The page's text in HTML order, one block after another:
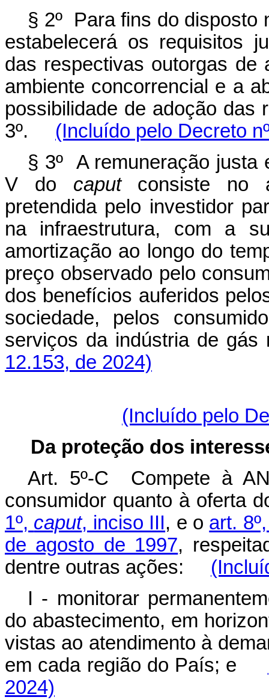
§ 2º Para fins do
estabelecerá os requisitos
das respectivas outorgas de
ambiente concorrencial e a
possibilidade de adoção das
3º. (Incluído pelo Decreto
§ 3º A remuneração justa
V do caputconsiste no
pretendida pelo investidor
na infraestrutura, com a
amortização ao longo do
preço observado pelo
dos benefícios auferidos
sociedade, pelos
serviços da indústria de
12.153, de 2024)
(Incluído pelo
Da proteção dos
Art. 5º-C Compete à
consumidor quanto à oferta
1º, caput, inciso III, e o art.
de agosto de 1997,
dentre outras ações:
I - monitorar
do abastecimento, em
vistas ao atendimento à
em cada região do País; e
2024)